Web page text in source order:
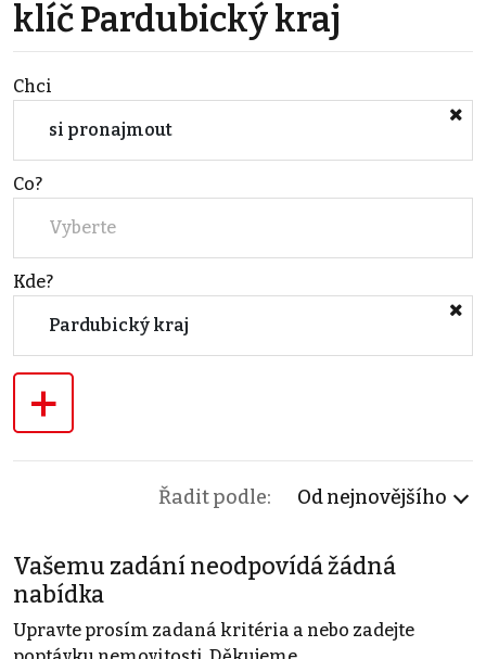
klíč Pardubický kraj
Chci
si pronajmout
Co?
Vyberte
Kde?
Pardubický kraj
+
Řadit podle: Od nejnovějšího
Vašemu zadání neodpovídá žádná
nabídka
Upravte prosím zadaná kritéria a nebo zadejte